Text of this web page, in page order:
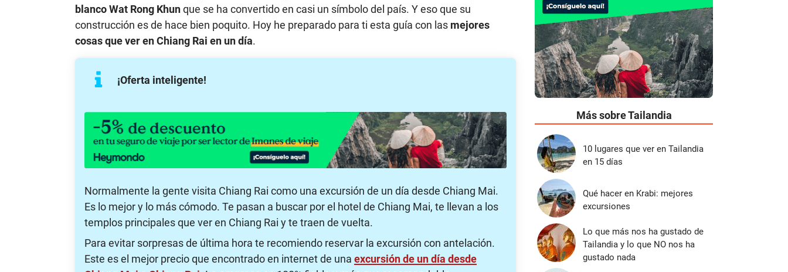
blanco Wat Rong Khunque se ha convertido en casi un símbolo del país. Y eso que su
construcción es de hace bien poquito. Hoy he preparado para ti esta guía con las mejores
cosas que ver en Chiang Rai en un día.
¡Oferta inteligente!
Normalmente la gente visita Chiang Rai como una excursión de un día desde Chiang Mai.
Es lo mejor y lo más cómodo. Te pasan a buscar por el hotel de Chiang Mai, te llevan a los
templos principales que ver en Chiang Rai y te traen de vuelta.
Para evitar sorpresas de última hora te recomiendo reservar la excursión con antelación.
Este es el mejor precio que encontrado en internet de una excursión de un día desde
Más sobre Tailandia
10 lugares que ver en Tailandia
en 15 días
Qué hacer en Krabi: mejores
excursiones
Lo que más nos ha gustado de
Tailandia y lo que NO nos ha
gustado nada